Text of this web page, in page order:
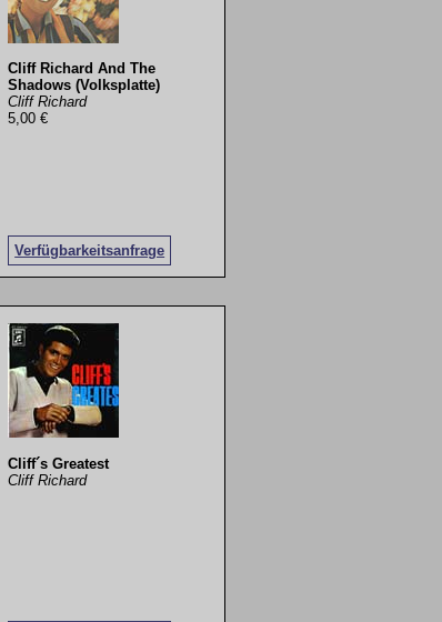
Cliff Richard And The
Shadows (Volksplatte)
Cliff Richard
5,00 €
Verfügbarkeitsanfrage
Cliff´s Greatest
Cliff Richard